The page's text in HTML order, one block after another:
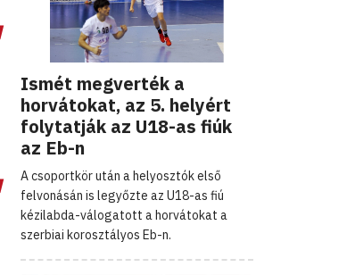
Ismét megverték a
horvátokat, az 5. helyért
folytatják az U18-as fiúk
az Eb-n
A csoportkör után a helyosztók első
felvonásán is legyőzte az U18-as fiú
kézilabda-válogatott a horvátokat a
szerbiai korosztályos Eb-n.